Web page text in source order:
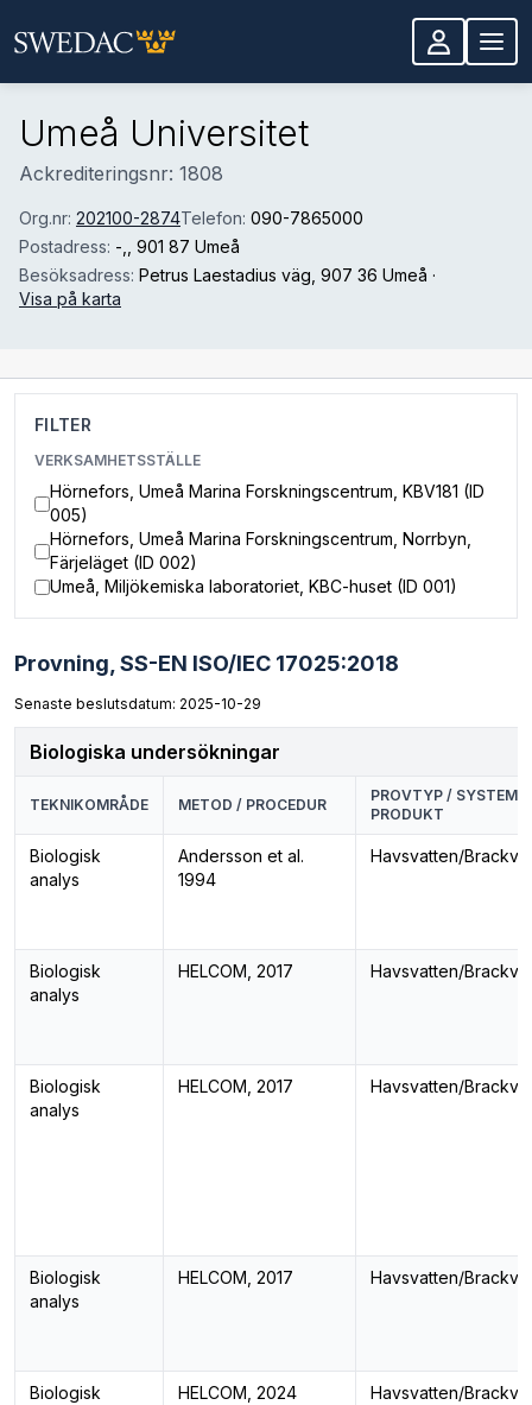
Umeå Universitet
Ackrediteringsnr: 1808
Org.nr: 202100-2874Telefon: 090-7865000
Postadress: -,
, 901 87 Umeå
Besöksadress: Petrus Laestadius väg , 907 36 Umeå ·
Visa på karta
FILTER
VERKSAMHETSSTÄLLE
Hörnefors, Umeå Marina Forskningscentrum, KBV181 (ID
005)
Hörnefors, Umeå Marina Forskningscentrum, Norrbyn,
Färjeläget (ID 002)
Umeå, Miljökemiska laboratoriet, KBC-huset (ID 001)
Provning, SS-EN ISO/IEC 17025:2018
Senaste beslutsdatum: 2025-10-29
Biologiska undersökningar
TEKNIKOMRÅDE METOD / PROCEDUR
PROVTYP / SYSTEM /
PRODUKT
Biologisk
analys
Andersson et al.
1994
Havsvatten/
Biologisk
analys
HELCOM, 2017 Havsvatten/
Biologisk
analys
HELCOM, 2017 Havsvatten/
Biologisk
analys
HELCOM, 2017 Havsvatten/
Biologisk
HELCOM, 2024 Havsvatten/